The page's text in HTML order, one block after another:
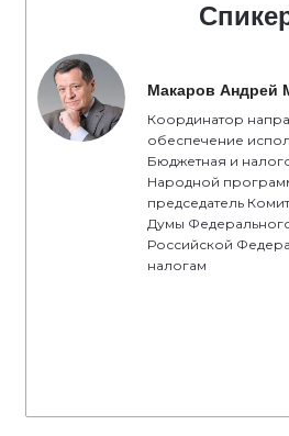
Макаров Андрей
Координатор
обеспечение
Бюджетная и
Народной
председатель
Думы
Российской
налогам